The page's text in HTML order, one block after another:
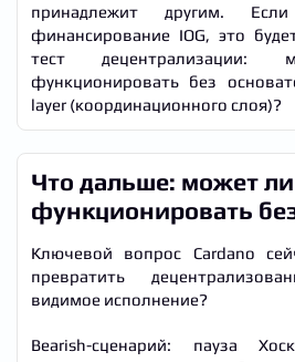
принадлежит другим.
финансирование IOG, это
тест
функционировать без
layer (координационного слоя)?
Что дальше: может ли
функционировать
Ключевой вопрос Cardano
превратить
видимое исполнение?
Bearish-сценарий: пауза